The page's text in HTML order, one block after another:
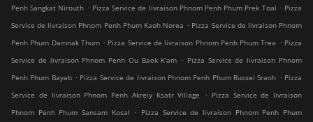
Penh Sangkat Nirouth . Pizza Service de livraison Phnom Penh Phum Prek Toal . Pizza
Service de livraison Phnom Penh Phum Kaoh Norea . Pizza Service de livraison Phnom
Penh Phum Damnak Thum . Pizza Service de livraison Phnom Penh Phum Trea . Pizza
Service de livraison Phnom Penh Ou Baek K'am . Pizza Service de livraison Phnom
Penh Phum Bayab . Pizza Service de livraison Phnom Penh Phum Russei Sraoh . Pizza
Service de livraison Phnom Penh Akreiy Ksatr Village
. Pizza Service de livraison
Phnom Penh Phum Sansam Kosal
. Pizza Service de livraison Phnom Penh Phum